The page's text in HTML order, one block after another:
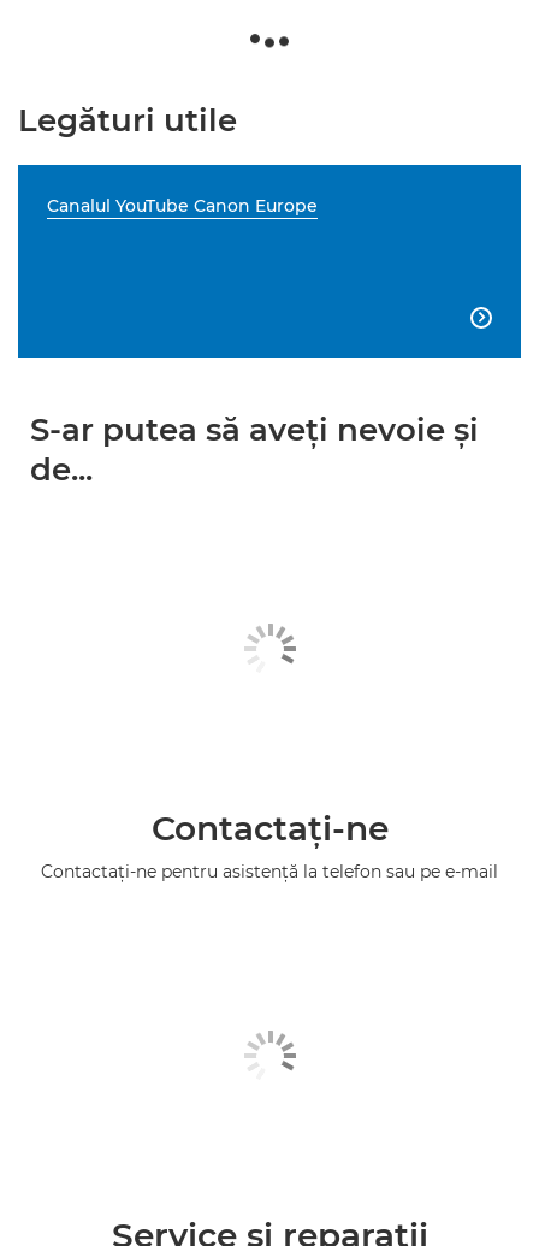
Legături utile
Canalul YouTube Canon Europe

S-ar putea să aveţi nevoie şi
de...
Contactaţi-ne
Contactaţi-ne pentru asistenţă la telefon sau pe e-mail
Service şi reparaţii